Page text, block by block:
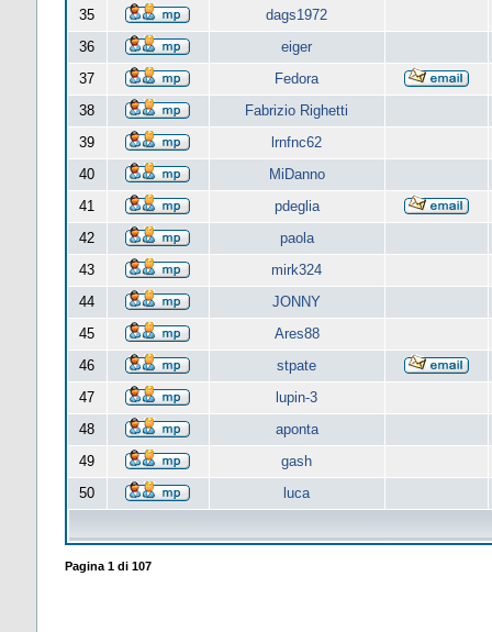
35
dags1972
36
eiger
37
Fedora
38
Fabrizio Righetti
39
lrnfnc62
40
MiDanno
41
pdeglia
42
paola
43
mirk324
44
JONNY
45
Ares88
46
stpate
47
lupin-3
48
aponta
49
gash
50
luca
Pagina 1di 107